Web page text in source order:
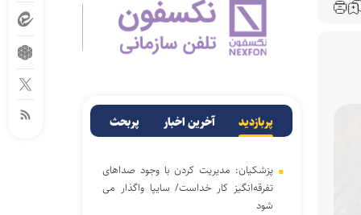
پربازدید آخرین اخبار پربحث
پزشکیان: مدیریت کردن با وجود صداهای
تفرقه‌انگیز کار خداست/ سایپا واگذار می
شود